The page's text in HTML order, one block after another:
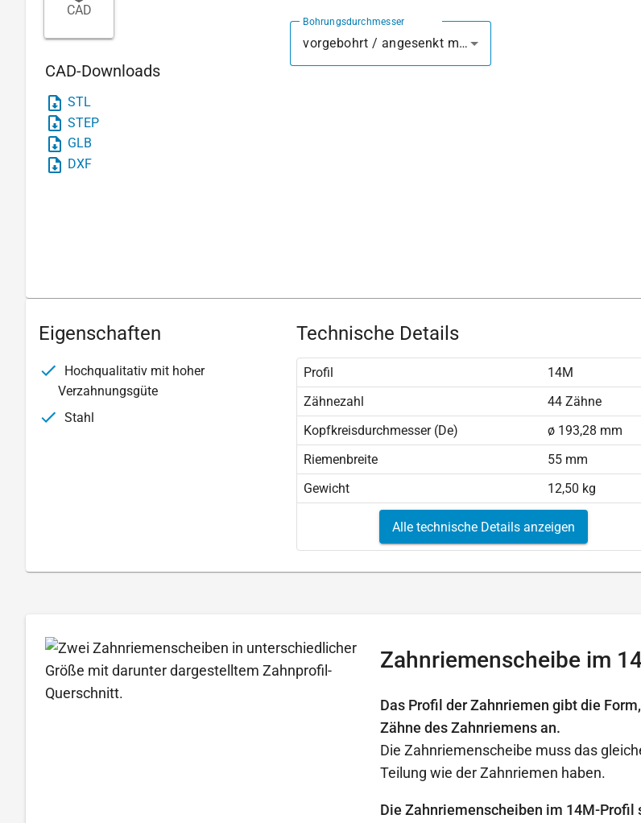
CAD
CAD-Downloads
STL
STEP
GLB
DXF
Bohrungsdurchmesser
vorgebohrt / angesenkt mm
Eigenschaften
Hochqualitativ mit hoher
Verzahnungsgüte
Stahl
Technische Details
Profil
14M
Zähnezahl
44 Zähne
Kopfkreisdurchmesser (De)
ø 193,28 mm
Riemenbreite
55 mm
Gewicht
12,50 kg
Alle technische Details anzeigen
Zahnriemenscheibe im
Das Profil der Zahnriemen gibt die
Zähne des Zahnriemens an.
Die Zahnriemenscheibe muss das
Teilung wie der Zahnriemen haben.
Die Zahnriemenscheiben im 14M-